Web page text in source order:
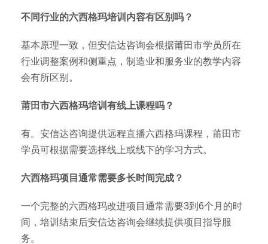
不同行业的六西格玛培训内容有区别吗？
基本原理一致，但安信达咨询会根据莆田市学员所在
行业调整案例和侧重点，制造业和服务业的教学内容
会有所区别。
莆田市六西格玛培训有线上课程吗？
有。安信达咨询提供远程直播六西格玛课程，莆田市
学员可根据需要选择线上或线下的学习方式。
六西格玛项目通常需要多长时间完成？
一个完整的六西格玛改进项目通常需要3到6个月的时
间，培训结束后安信达咨询会继续提供项目指导服
务。